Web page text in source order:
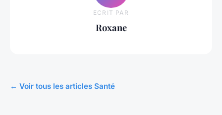
ECRIT PAR
Roxane
← Voir tous les articles Santé